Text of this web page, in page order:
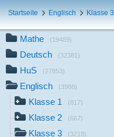
Startseite Englisch Klasse 3
Mathe (19489)
Deutsch (32381)
HuS (27853)
Englisch (3988)
Klasse 1 (817)
Klasse 2 (667)
Klasse 3 (3218)